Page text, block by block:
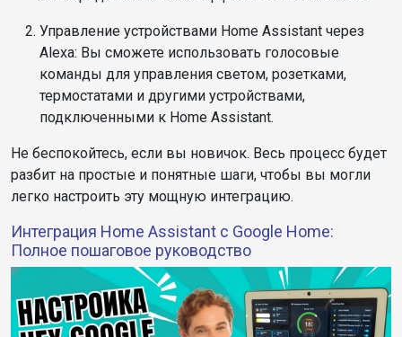
Управление устройствами Home Assistant через
Alexa: Вы сможете использовать голосовые
команды для управления светом, розетками,
термостатами и другими устройствами,
подключенными к Home Assistant.
Не беспокойтесь, если вы новичок. Весь процесс будет
разбит на простые и понятные шаги, чтобы вы могли
легко настроить эту мощную интеграцию.
Интеграция Home Assistant с Google Home:
Полное пошаговое руководство